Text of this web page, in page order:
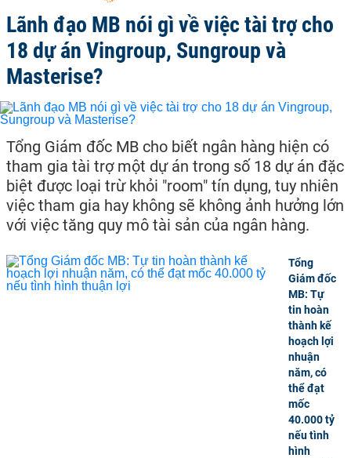
Lãnh đạo MB nói gì về việc tài trợ cho
18 dự án Vingroup, Sungroup và
Masterise?
Tổng Giám đốc MB cho biết ngân hàng hiện có
tham gia tài trợ một dự án trong số 18 dự án đặc
biệt được loại trừ khỏi "room" tín dụng, tuy nhiên
việc tham gia hay không sẽ không ảnh hưởng lớn
với việc tăng quy mô tài sản của ngân hàng.
Tổng
Giám đốc
MB: Tự
tin hoàn
thành kế
hoạch lợi
nhuận
năm, có
thể đạt
mốc
40.000 tỷ
nếu tình
hình